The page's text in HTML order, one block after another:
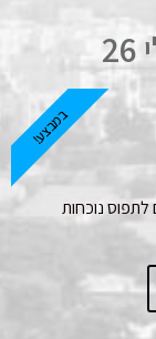
נוכחות
במבצע!